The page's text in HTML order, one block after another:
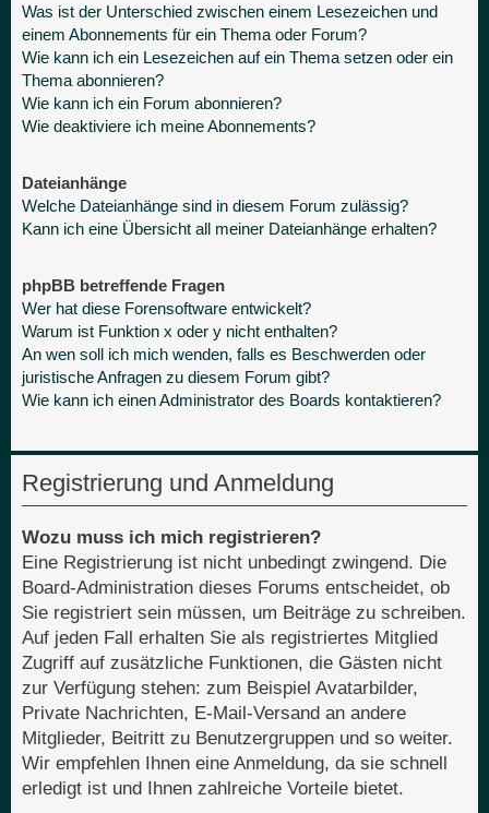
Was ist der Unterschied zwischen einem Lesezeichen und
einem Abonnements für ein Thema oder Forum?
Wie kann ich ein Lesezeichen auf ein Thema setzen oder ein
Thema abonnieren?
Wie kann ich ein Forum abonnieren?
Wie deaktiviere ich meine Abonnements?
Dateianhänge
Welche Dateianhänge sind in diesem Forum zulässig?
Kann ich eine Übersicht all meiner Dateianhänge erhalten?
phpBB betreffende Fragen
Wer hat diese Forensoftware entwickelt?
Warum ist Funktion x oder y nicht enthalten?
An wen soll ich mich wenden, falls es Beschwerden oder
juristische Anfragen zu diesem Forum gibt?
Wie kann ich einen Administrator des Boards kontaktieren?
Registrierung und Anmeldung
Wozu muss ich mich registrieren?
Eine Registrierung ist nicht unbedingt zwingend. Die
Board-Administration dieses Forums entscheidet, ob
Sie registriert sein müssen, um Beiträge zu schreiben.
Auf jeden Fall erhalten Sie als registriertes Mitglied
Zugriff auf zusätzliche Funktionen, die Gästen nicht
zur Verfügung stehen: zum Beispiel Avatarbilder,
Private Nachrichten, E-Mail-Versand an andere
Mitglieder, Beitritt zu Benutzergruppen und so weiter.
Wir empfehlen Ihnen eine Anmeldung, da sie schnell
erledigt ist und Ihnen zahlreiche Vorteile bietet.